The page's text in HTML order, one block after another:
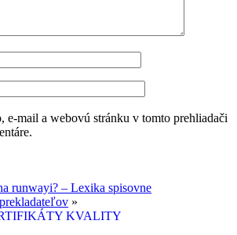
e-mail a webovú stránku v tomto prehliadači
runwayi? – Lexika spisovne
»
KVALITY